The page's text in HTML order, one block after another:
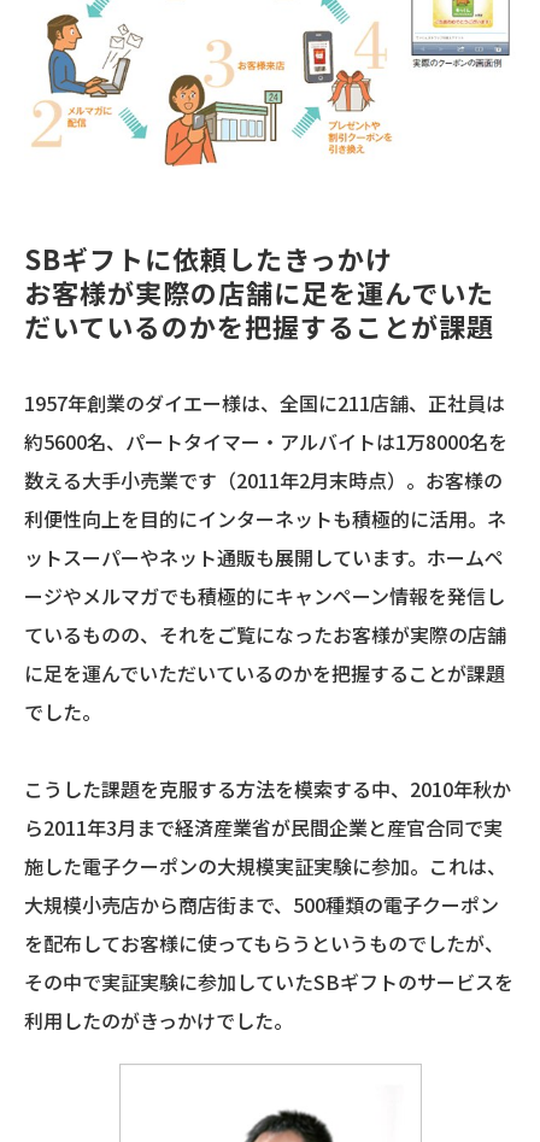
SBギフトに依頼したきっかけ
お客様が実際の店舗に足を運んでいた
だいているのかを把握することが課題
1957年創業のダイエー様は、全国に211店舗、正社員は
約5600名、パートタイマー・アルバイトは1万8000名を
数える大手小売業です（2011年2月末時点）。お客様の
利便性向上を目的にインターネットも積極的に活用。ネ
ットスーパーやネット通販も展開しています。ホームペ
ージやメルマガでも積極的にキャンペーン情報を発信し
ているものの、それをご覧になったお客様が実際の店舗
に足を運んでいただいているのかを把握することが課題
でした。
こうした課題を克服する方法を模索する中、2010年秋か
ら2011年3月まで経済産業省が民間企業と産官合同で実
施した電子クーポンの大規模実証実験に参加。これは、
大規模小売店から商店街まで、500種類の電子クーポン
を配布してお客様に使ってもらうというものでしたが、
その中で実証実験に参加していたSBギフトのサービスを
利用したのがきっかけでした。